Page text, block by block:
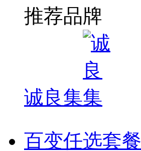
推荐品牌
诚良集
百变任选套餐